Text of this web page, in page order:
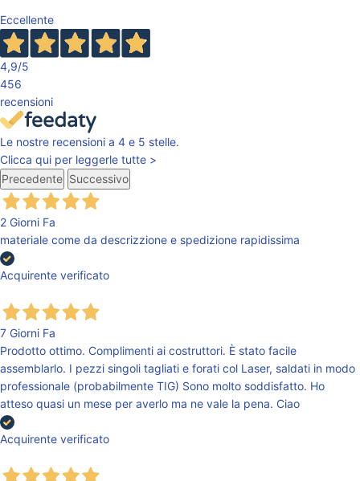
Eccellente
4,9/5
456
recensioni
Le nostre recensioni a 4 e 5 stelle.
Clicca qui per leggerle tutte >
Precedente Successivo
2 Giorni Fa
materiale come da descrizzione e spedizione rapidissima
Acquirente verificato
7 Giorni Fa
Prodotto ottimo. Complimenti ai costruttori. È stato facile
assemblarlo. I pezzi singoli tagliati e forati col Laser, saldati in modo
professionale (probabilmente TIG) Sono molto soddisfatto. Ho
atteso quasi un mese per averlo ma ne vale la pena. Ciao
Acquirente verificato